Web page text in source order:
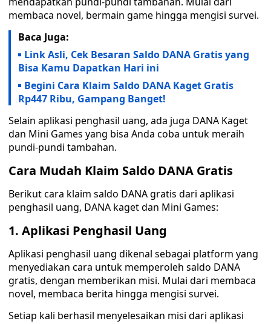
membaca novel, bermain game hingga mengisi survei.
Baca Juga:
Link Asli, Cek Besaran Saldo DANA Gratis yang
Bisa Kamu Dapatkan Hari ini
Begini Cara Klaim Saldo DANA Kaget Gratis
Rp447 Ribu, Gampang Banget!
Selain aplikasi penghasil uang, ada juga DANA Kaget
dan Mini Games yang bisa Anda coba untuk meraih
pundi-pundi tambahan.
Cara Mudah Klaim Saldo DANA Gratis
Berikut cara klaim saldo DANA gratis dari aplikasi
penghasil uang, DANA kaget dan Mini Games:
1. Aplikasi Penghasil Uang
Aplikasi penghasil uang dikenal sebagai platform yang
menyediakan cara untuk memperoleh saldo DANA
gratis, dengan memberikan misi. Mulai dari membaca
novel, membaca berita hingga mengisi survei.
Setiap kali berhasil menyelesaikan misi dari aplikasi